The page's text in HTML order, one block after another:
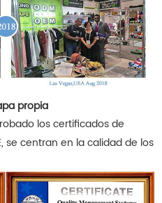
propia
los certificados de
se centran en la calidad de los